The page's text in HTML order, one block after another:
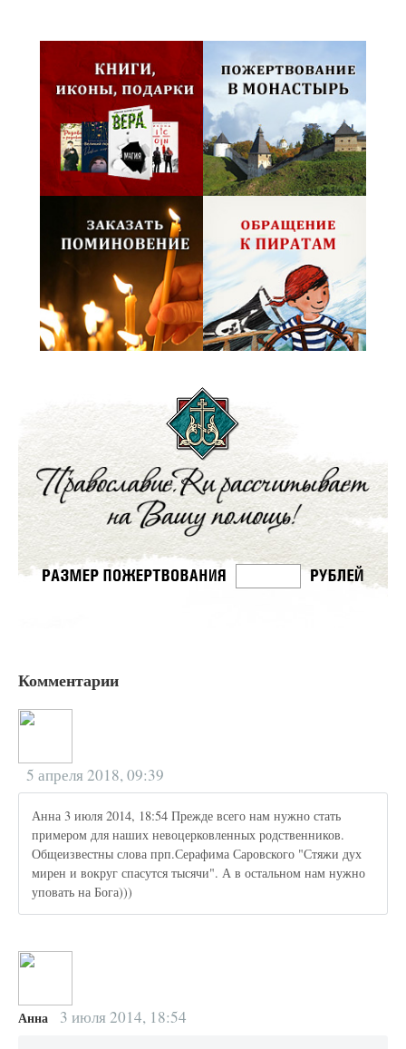
Комментарии
5 апреля 2018, 09:39
Анна 3 июля 2014, 18:54 Прежде всего нам нужно стать
примером для наших невоцерковленных родственников.
Общеизвестны слова прп.Серафима Саровского "Стяжи дух
мирен и вокруг спасутся тысячи". А в остальном нам нужно
уповать на Бога)))
Анна 3 июля 2014, 18:54